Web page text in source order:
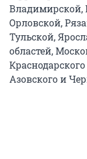
Владимирской,
Орловской,
Тульской,
областей,
Азовского и